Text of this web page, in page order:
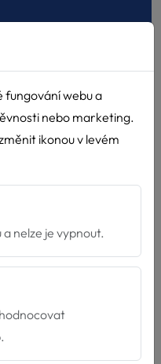
ČEZ
dál pomáhat tam,
Velmi si vá...
fungování webu a
nebo marketing.
ikonou v levém
nelze je vypnout.